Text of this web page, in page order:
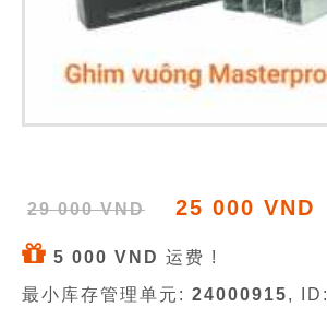
29 000 VND 25 000 VND
5 000 VND 运费 !
最小库存管理单元: 24000915, ID: